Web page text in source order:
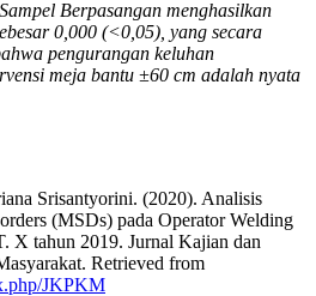
Berpasangan menghasilkan
0,000 (<0,05), yang secara
pengurangan keluhan
meja bantu ±60 cm adalah nyata
Srisantyorini. (2020). Analisis
(MSDs) pada Operator Welding
X tahun 2019. Jurnal Kajian dan
Retrieved from
JKPKM